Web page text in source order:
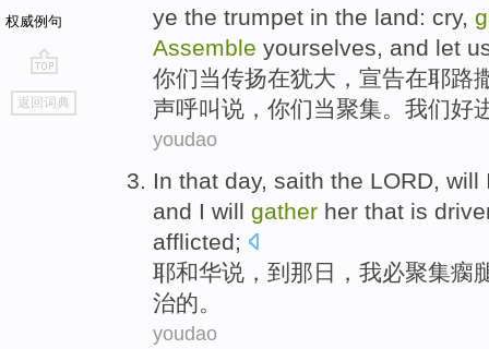
权威例句
go
top
返回词典
ye the trumpet in the land: cry,
Assemble yourselves, and let
你们当传扬在犹大 ， 宣告在耶路
声呼叫说， 你们当聚集。 我们好
youdao
In that day, saith the LORD , will
and I will gather her that is
afflicted;
耶和华说， 到那日 ， 我必聚集瘸
治的。
youdao